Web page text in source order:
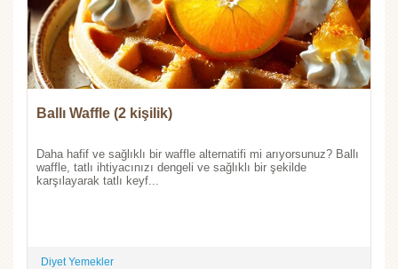
Ballı Waffle (2 kişilik)
Daha hafif ve sağlıklı bir waffle alternatifi mi arıyorsunuz? Ballı
waffle, tatlı ihtiyacınızı dengeli ve sağlıklı bir şekilde
karşılayarak tatlı keyf...
Diyet Yemekler